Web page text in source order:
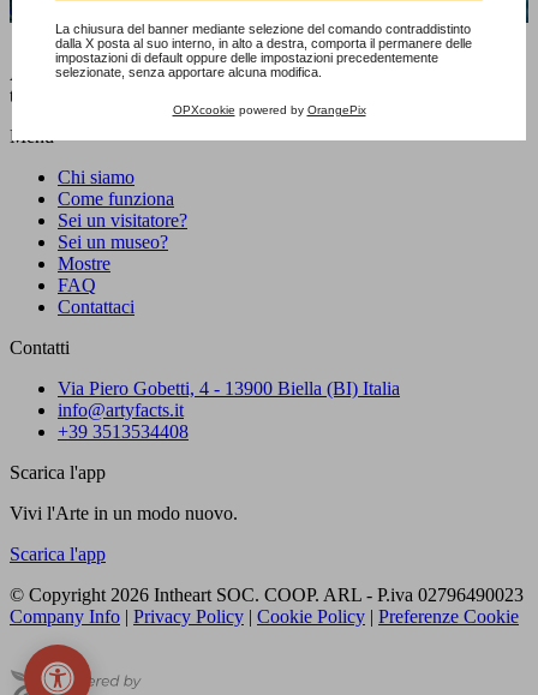
La chiusura del banner mediante selezione del comando contraddistinto
dalla X posta al suo interno, in alto a destra, comporta il permanere delle
impostazioni di default oppure delle impostazioni precedentemente
selezionate, senza apportare alcuna modifica.
OPXcookie powered by OrangePix
CONTATTACI
Artyfacts ti rivela tutti gli approfondimenti relativi alle opere nelle
tue vicinanze durante la visita di un museo o di una mostra.
Menu
Chi siamo
Come funziona
Sei un visitatore?
Sei un museo?
Mostre
FAQ
Contattaci
Contatti
Via Piero Gobetti, 4 - 13900 Biella (BI) Italia
info@artyfacts.it
+39 3513534408
Scarica l'app
Vivi l'Arte in un modo nuovo.
Scarica l'app
© Copyright 2026 Intheart SOC. COOP. ARL - P.iva 02796490023
Company Info | Privacy Policy | Cookie Policy | Preferenze Cookie